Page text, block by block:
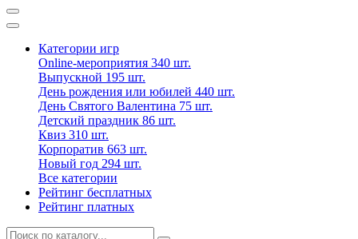
Категории игр
Online-мероприятия 340 шт.
Выпускной 195 шт.
День рождения или юбилей 440 шт.
День Святого Валентина 75 шт.
Детский праздник 86 шт.
Квиз 310 шт.
Корпоратив 663 шт.
Новый год 294 шт.
Все категории
Рейтинг бесплатных
Рейтинг платных